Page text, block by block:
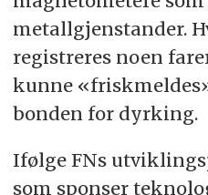
Refugee Council
Advisory Group og
Internasjonale
Solutions, GK Group
Ukrainske deltakere:
Association,
Ukroboronservice.
metallgjenstander.
registreres noen
kunne
bonden for dyrking.
Ifølge FNs
som sponser